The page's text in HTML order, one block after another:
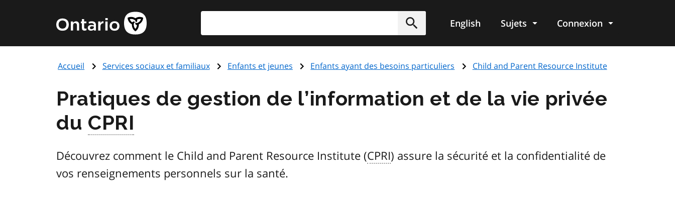
principal
Page
d'accueil
de
Soumettre
English Sujets Connexion
Accueil Services sociaux et familiaux Enfants et jeunes Enfants ayant des besoins particuliers Child and Parent Resource Institute
Pratiques de gestion de l’information et de la vie privée
du CPRI
Découvrez comment le Child and Parent Resource Institute (CPRI) assure la sécurité et la confidentialité de
vos renseignements personnels sur la santé.